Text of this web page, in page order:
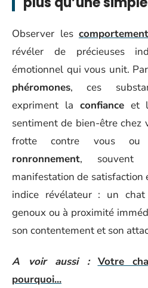
Observer les
révéler de précieuses
émotionnel qui vous unit.
phéromones, ces
expriment la confianceet
sentiment de bien-être chez
frotte contre vous ou
ronronnement, souvent
manifestation de satisfaction
indice révélateur : un
genoux ou à proximité
son contentement et son
A voir aussi :
Votre
pourquoi...